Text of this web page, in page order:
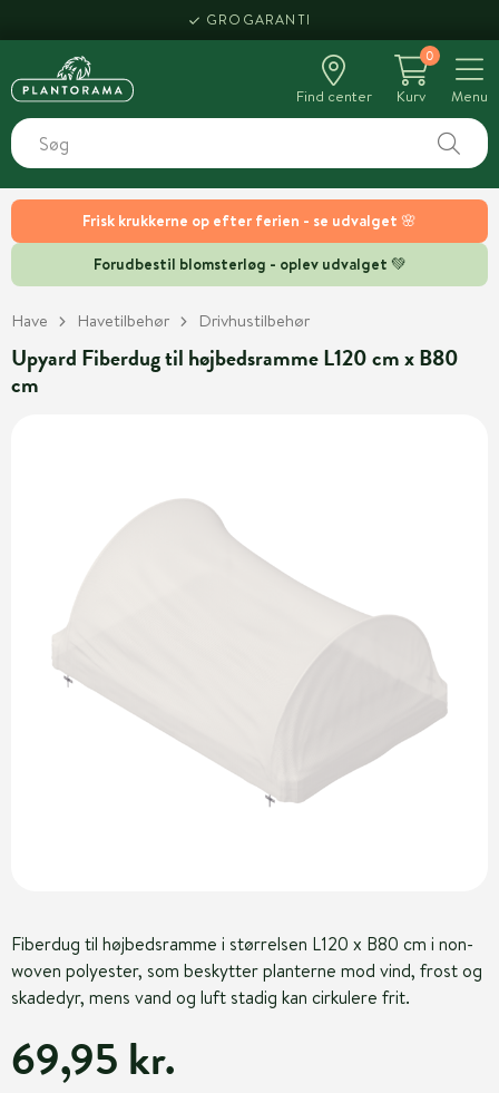
Frisk krukkerne op efter ferien - se udvalget 🌸
Forudbestil blomsterløg - oplev udvalget 💚
GROGARANTI
Find center
0
Kurv
Menu
Have Havetilbehør Drivhustilbehør
Upyard Fiberdug til højbedsramme L120 cm x B80
cm
Fiberdug til højbedsramme i størrelsen L120 x B80 cm i non-
woven polyester, som beskytter planterne mod vind, frost og
skadedyr, mens vand og luft stadig kan cirkulere frit.
69,95 kr.